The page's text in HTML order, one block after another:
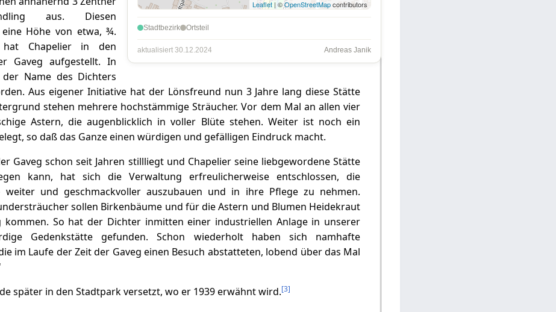
Leaflet | ©OpenStreetMapcontributors
Stadtbezirk Ortsteil
aktualisiert 30.12.2024 Andreas Janik
aus. Diesen
Höhe von etwa, ¾.
Chapelier in den
Gaveg aufgestellt. In
Name des Dichters
Aus eigener Initiative hat der Lönsfreund nun 3 Jahre lang diese Stätte
stehen mehrere hochstämmige Sträucher. Vor dem Mal an allen vier
Astern, die augenblicklich in voller Blüte stehen. Weiter ist noch ein
so daß das Ganze einen würdigen und gefälligen Eindruck macht.
Gaveg schon seit Jahren stillliegt und Chapelier seine liebgewordene Stätte
kann, hat sich die Verwaltung erfreulicherweise entschlossen, die
weiter und geschmackvoller auszubauen und in ihre Pflege zu nehmen.
sollen Birkenbäume und für die Astern und Blumen Heidekraut
kommen. So hat der Dichter inmitten einer industriellen Anlage in unserer
Gedenkstätte gefunden. Schon wiederholt haben sich namhafte
im Laufe der Zeit der Gaveg einen Besuch abstatteten, lobend über das Mal
später in den Stadtpark versetzt, wo er 1939 erwähnt wird.[3]